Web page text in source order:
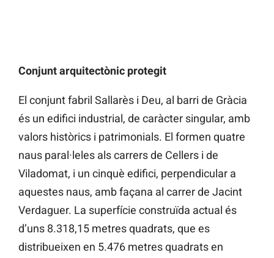
Conjunt arquitectònic protegit
El conjunt fabril Sallarès i Deu, al barri de Gràcia
és un edifici industrial, de caràcter singular, amb
valors històrics i patrimonials. El formen quatre
naus paral·leles als carrers de Cellers i de
Viladomat, i un cinquè edifici, perpendicular a
aquestes naus, amb façana al carrer de Jacint
Verdaguer. La superfície construïda actual és
d’uns 8.318,15 metres quadrats, que es
distribueixen en 5.476 metres quadrats en